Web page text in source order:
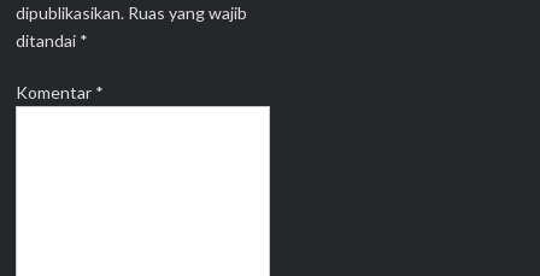
dipublikasikan. Ruas yang wajib
ditandai *
Komentar *